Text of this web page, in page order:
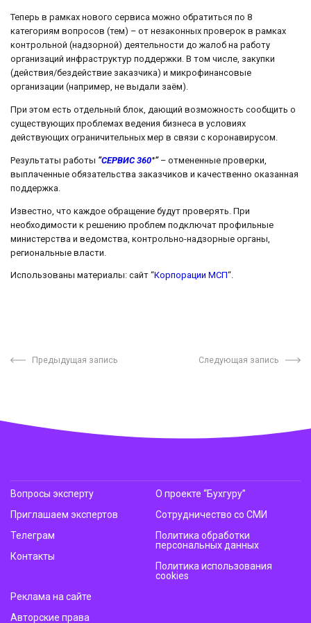
Теперь в рамках нового сервиса можно обратиться по 8
категориям вопросов (тем) – от незаконных проверок в рамках
контрольной (надзорной) деятельности до жалоб на работу
организаций инфраструктур поддержки. В том числе, закупки
(действия/бездействие заказчика) и микрофинансовые
организации (например, не выдали заём).
При этом есть отдельный блок, дающий возможность сообщить о
существующих проблемах ведения бизнеса в условиях
действующих ограничительных мер в связи с коронавирусом.
Результаты работы “СЕРВИС 360°” – отмененные проверки,
выплаченные обязательства заказчиков и качественно оказанная
поддержка.
Известно, что каждое обращение будут проверять. При
необходимости к решению проблем подключат профильные
министерства и ведомства, контрольно-надзорные органы,
региональные власти.
Использованы материалы: сайт “Корпорации МСП“.
Предыдущая запись Следующая запись
Вопросы эксперту
Приглашаем экспертов
Телеграм
Контакты
О проекте “Бухгуру”
Сотрудничество со СМИ
Политика обработки
персональных данных
Политика использования
cookies
Реклама на сайте
Авторские права